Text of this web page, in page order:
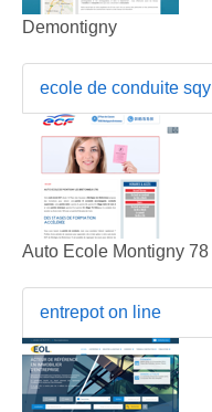
Demontigny
ecole de conduite sqy
Auto Ecole Montigny 78
entrepot on line